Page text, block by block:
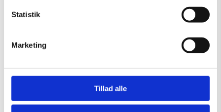
Statistik
Marketing
Tillad alle
Mandag – Torsdag:
Lørdag, søndag & helligdage:
Handelsbetingelser